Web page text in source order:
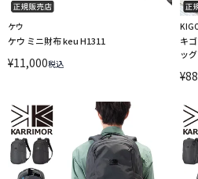
ケウ
ケウ ミニ財布 keu H1311
¥11,000税込
キ
ッ
¥